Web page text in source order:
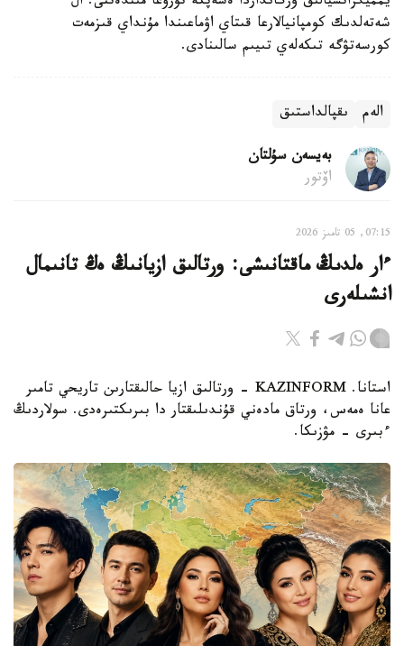
شەتەلدىك كومپانيالارعا قىتاي اۋماعىندا مۇنداي قىزمەت
كورسەتۋگە تىكەلەي تىيىم سالىنادى.
الەم ىقپالداستىق
بەيسەن سۇلتان
اۆتور
07:15, 05 تامىز 2026
ءار ەلدىڭ ماقتانىشى: ورتالىق ازيانىڭ ەڭ تانىمال
انشىلەرى
استانا. KAZINFORM - ورتالىق ازيا حالىقتارىن تاريحي تامىر
عانا ەمەس، ورتاق مادەني قۇندىلىقتار دا بىرىكتىرەدى. سولاردىڭ
ءبىرى – مۋزىكا.